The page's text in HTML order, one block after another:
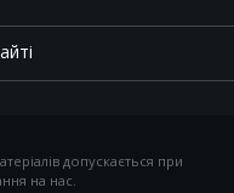
допускається при
на нас.